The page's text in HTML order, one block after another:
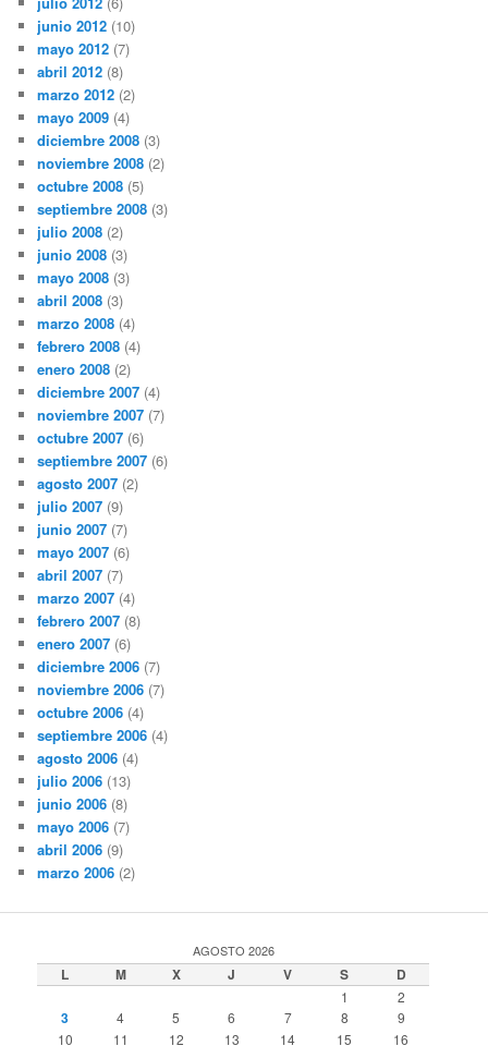
junio 2012 (10)
mayo 2012 (7)
abril 2012 (8)
marzo 2012 (2)
mayo 2009 (4)
diciembre 2008 (3)
noviembre 2008 (2)
octubre 2008 (5)
septiembre 2008 (3)
julio 2008 (2)
junio 2008 (3)
mayo 2008 (3)
abril 2008 (3)
marzo 2008 (4)
febrero 2008 (4)
enero 2008 (2)
diciembre 2007 (4)
noviembre 2007 (7)
octubre 2007 (6)
septiembre 2007 (6)
agosto 2007 (2)
julio 2007 (9)
junio 2007 (7)
mayo 2007 (6)
abril 2007 (7)
marzo 2007 (4)
febrero 2007 (8)
enero 2007 (6)
diciembre 2006 (7)
noviembre 2006 (7)
octubre 2006 (4)
septiembre 2006 (4)
agosto 2006 (4)
julio 2006 (13)
junio 2006 (8)
mayo 2006 (7)
abril 2006 (9)
marzo 2006 (2)
AGOSTO 2026
L M X J V S D
1 2
3 4 5 6 7 8
9
10
11 12 13 14 15 16